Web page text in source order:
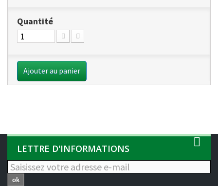
Quantité
Ajouter au panier
LETTRE D'INFORMATIONS
ok